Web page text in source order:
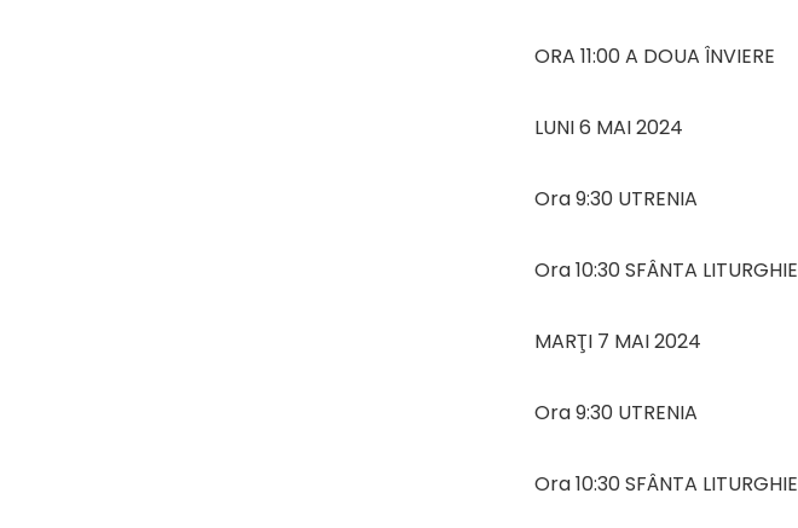
ORA 11:00 A DOUA ÎNVIERE
LUNI 6 MAI 2024
Ora 9:30 UTRENIA
Ora 10:30 SFÂNTA LITURGHIE
MARŢI 7 MAI 2024
Ora 9:30 UTRENIA
Ora 10:30 SFÂNTA LITURGHIE